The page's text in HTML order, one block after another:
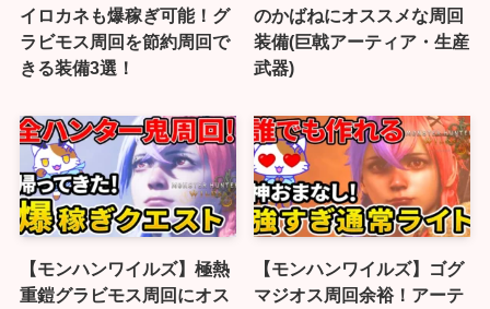
イロカネも爆稼ぎ可能！グ
ラビモス周回を節約周回で
きる装備3選！
のかばねにオススメな周回
装備(巨戟アーティア・生産
武器)
【モンハンワイルズ】極熱
重鎧グラビモス周回にオス
【モンハンワイルズ】ゴグ
マジオス周回余裕！アーテ